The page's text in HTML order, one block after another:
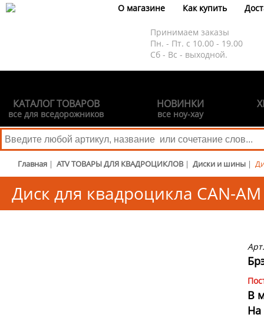
О магазине Как купить
Принимаем заказы
Пн. - Пт. с 10.00 - 19.00
Сб - Вс - выходной.
КАТАЛОГ ТОВАРОВ
все для вседорожников
НОВИНКИ
все ноу-хау
Главная | ATV ТОВАРЫ ДЛЯ КВАДРОЦИКЛОВ | Диски и шины |
Диск для квадроцикла CAN-AM
В
На